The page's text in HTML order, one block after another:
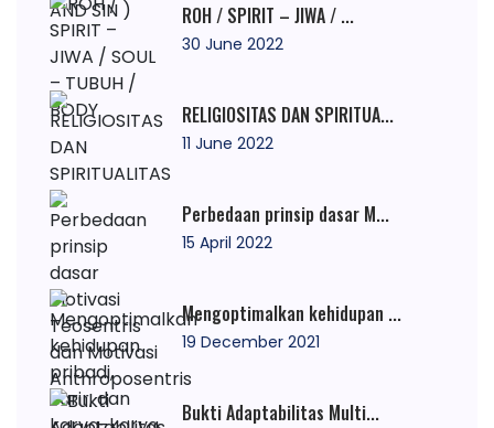
ROH / SPIRIT – JIWA / ...
30 June 2022
RELIGIOSITAS DAN SPIRITUA...
11 June 2022
Perbedaan prinsip dasar M...
15 April 2022
Mengoptimalkan kehidupan ...
19 December 2021
Bukti Adaptabilitas Multi...